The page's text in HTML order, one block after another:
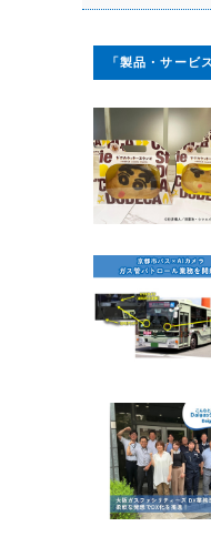
「製品・サービ